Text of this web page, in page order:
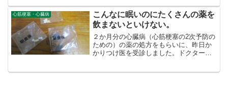
たくさん怒られます。＞4ヶ月も経って、
まだミスするなんてど...
心筋梗塞・心臓病
こんなに眠いのにたくさんの薬を
飲まないといけない。
２か月分の心臓病（心筋梗塞の2次予防の
ための）の薬の処方をもらいに、昨日か
かりつけ医を受診しました。ドクターに